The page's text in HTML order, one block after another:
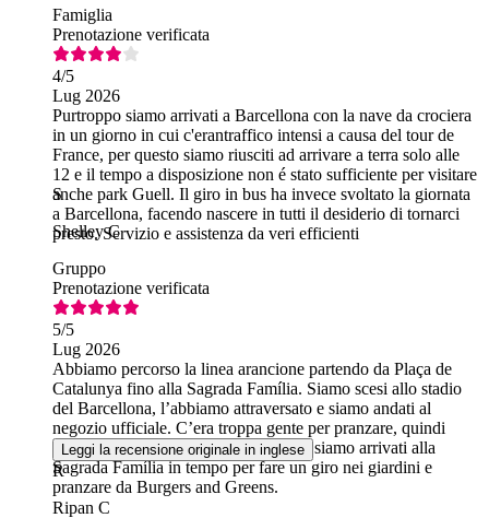
Famiglia
Prenotazione verificata
4/5
Lug 2026
Purtroppo siamo arrivati a Barcellona con la nave da crociera
in un giorno in cui c'erantraffico intensi a causa del tour de
France, per questo siamo riusciti ad arrivare a terra solo alle
12 e il tempo a disposizione non é stato sufficiente per visitare
anche park Guell. Il giro in bus ha invece svoltato la giornata
a Barcellona, facendo nascere in tutti il desiderio di tornarci
presto. Servizio e assistenza da veri efficienti
S
Shelley C
Gruppo
Prenotazione verificata
5/5
Lug 2026
Abbiamo percorso la linea arancione partendo da Plaça de
Catalunya fino alla Sagrada Família. Siamo scesi allo stadio
del Barcellona, l’abbiamo attraversato e siamo andati al
negozio ufficiale. C’era troppa gente per pranzare, quindi
abbiamo preso l’autobus successivo e siamo arrivati alla
Sagrada Família in tempo per fare un giro nei giardini e
pranzare da Burgers and Greens.
Leggi la recensione originale in inglese
R
Ripan C